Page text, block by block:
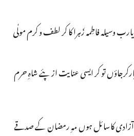
وسیلہ فاطِمہ زَہرا کا کر لطف و کرم مولٰی
تو کر ایسی عنایت از پئے شاہِ حرم
کاسائل ہوں مہِ رمضان کے صدقے